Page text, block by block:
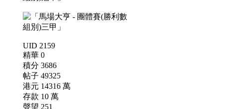
UID 2159
精華 0
積分 3686
帖子 49325
港元 14316 萬
存款 10 萬
聲望 251